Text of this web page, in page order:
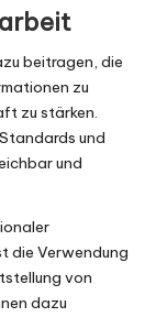
beitragen, die
zu
zu stärken.
und
und
die Verwendung
von
dazu